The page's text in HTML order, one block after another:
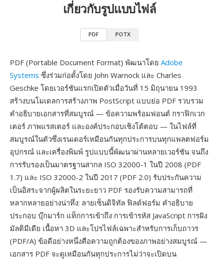
เกี่ยวกับรูปแบบไฟล์
PDF POTX
PDF (Portable Document Format) พัฒนาโดย Adobe
Systems ซึ่งร่วมก่อตั้งโดย John Warnock และ Charles
Geschke โดยเวอร์ชันแรกเปิดตัวเมื่อวันที่ 15 มิถุนายน 1993
สร้างบนโมเดลการสร้างภาพ PostScript แบบย่อ PDF รวบรวม
คำอธิบายเอกสารที่สมบูรณ์ — ข้อความพร้อมฟอนต์ กราฟิกเวก
เตอร์ ภาพแรสเตอร์ และองค์ประกอบเชิงโต้ตอบ — ในไฟล์ที่
สมบูรณ์ในตัวซึ่งเรนเดอร์เหมือนกันทุกประการบนทุกแพลตฟอร์ม
อุปกรณ์ และเครื่องพิมพ์ รูปแบบนี้พัฒนาผ่านหลายเวอร์ชัน จนถึง
การรับรองเป็นมาตรฐานสากล ISO 32000-1 ในปี 2008 (PDF
1.7) และ ISO 32000-2 ในปี 2017 (PDF 2.0) รับประกันความ
เป็นอิสระจากผู้ผลิตในระยะยาว PDF รองรับความสามารถที่
หลากหลายอย่างน่าทึ่ง: ลายเซ็นดิจิทัล ฟิลด์ฟอร์ม คำอธิบาย
ประกอบ บุ๊กมาร์ก แท็กการเข้าถึง การเข้ารหัส JavaScript การฝัง
มัลติมีเดีย เนื้อหา 3D และโปรไฟล์เฉพาะสำหรับการเก็บถาวร
(PDF/A) ข้อดีอย่างหนึ่งคือความถูกต้องของภาพอย่างสมบูรณ์ —
เอกสาร PDF จะดูเหมือนกันทุกประการไม่ว่าจะเปิดบน